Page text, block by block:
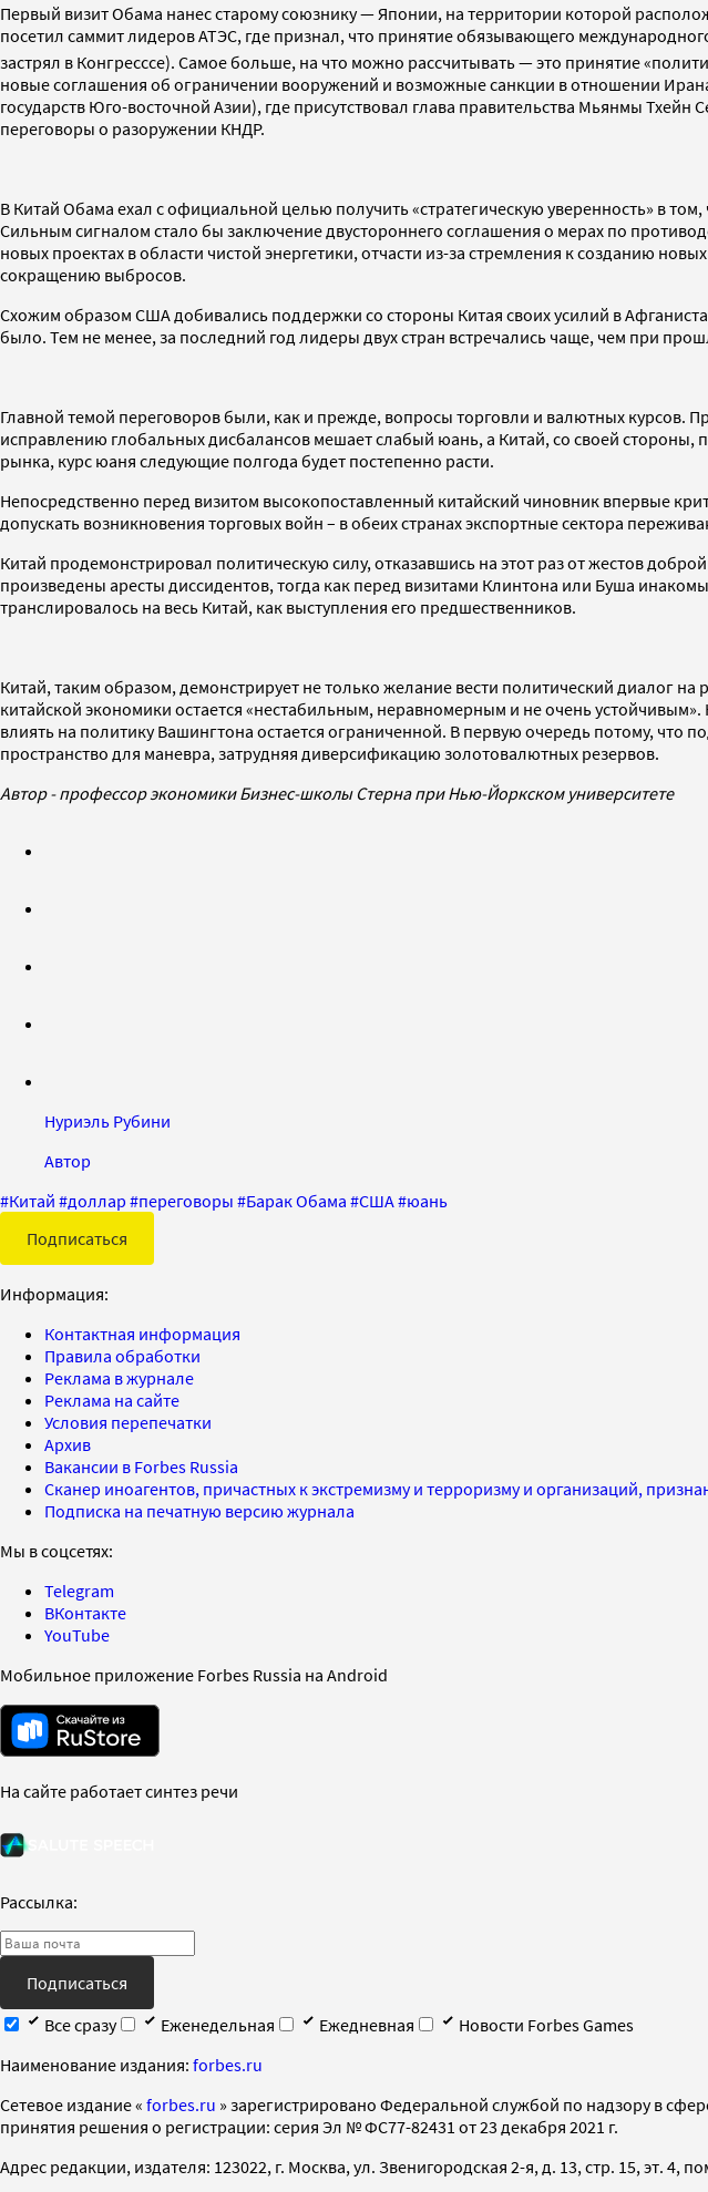
Первый визит Обама нанес старому союзнику — Японии, на территории которой
посетил саммит лидеров АТЭС, где признал, что принятие обязывающего
застрял в Конгресссе). Самое больше, на что можно рассчитывать — это принятие
новые соглашения об ограничении вооружений и возможные санкции в отношении
государств Юго-восточной Азии), где присутствовал глава правительства Мьянмы
переговоры о разоружении КНДР.
В Китай Обама ехал с официальной целью получить «стратегическую уверенность» в
Сильным сигналом стало бы заключение двустороннего соглашения о мерах по
новых проектах в области чистой энергетики, отчасти из-за стремления к созданию
сокращению выбросов.
Схожим образом США добивались поддержки со стороны Китая своих усилий в
было. Тем не менее, за последний год лидеры двух стран встречались чаще, чем при
Главной темой переговоров были, как и прежде, вопросы торговли и валютных курсов.
исправлению глобальных дисбалансов мешает слабый юань, а Китай, со своей
рынка, курс юаня следующие полгода будет постепенно расти.
Непосредственно перед визитом высокопоставленный китайский чиновник впервые
допускать возникновения торговых войн – в обеих странах экспортные сектора
Китай продемонстрировал политическую силу, отказавшись на этот раз от жестов
произведены аресты диссидентов, тогда как перед визитами Клинтона или Буша
транслировалось на весь Китай, как выступления его предшественников.
Китай, таким образом, демонстрирует не только желание вести политический диалог
китайской экономики остается «нестабильным, неравномерным и не очень
влиять на политику Вашингтона остается ограниченной. В первую очередь потому,
пространство для маневра, затрудняя диверсификацию золотовалютных резервов.
Автор - профессор экономики Бизнес-школы Стерна при Нью-Йоркском университете
Нуриэль Рубини
Автор
#Китай #доллар #переговоры #Барак Обама #США#юань
Подписаться
Информация:
Контактная информация
Правила обработки
Реклама в журнале
Реклама на сайте
Условия перепечатки
Архив
Вакансии в Forbes Russia
Сканер иноагентов, причастных к экстремизму и терроризму и организаций,
Подписка на печатную версию журнала
Мы в соцсетях:
Telegram
ВКонтакте
YouTube
Мобильное приложение Forbes Russia на Android
На сайте работает синтез речи
Рассылка:
Подписаться
Все сразу
Еженедельная Ежедневная
Новости Forbes Games
Наименование издания: forbes.ru
Cетевое издание « forbes.ru » зарегистрировано Федеральной службой по надзору в
принятия решения о регистрации: серия Эл № ФС77-82431 от 23 декабря 2021 г.
Адрес редакции, издателя: 123022, г. Москва, ул. Звенигородская 2-я, д. 13, стр. 15, эт. 4,